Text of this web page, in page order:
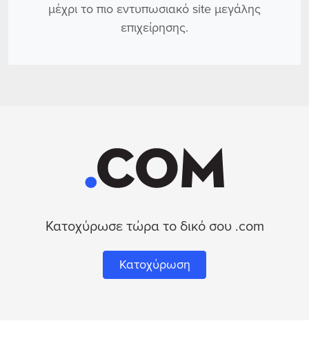
μέχρι το πιο εντυπωσιακό site μεγάλης
επιχείρησης.
Κατοχύρωσε τώρα το δικό σου .com
Κατοχύρωση